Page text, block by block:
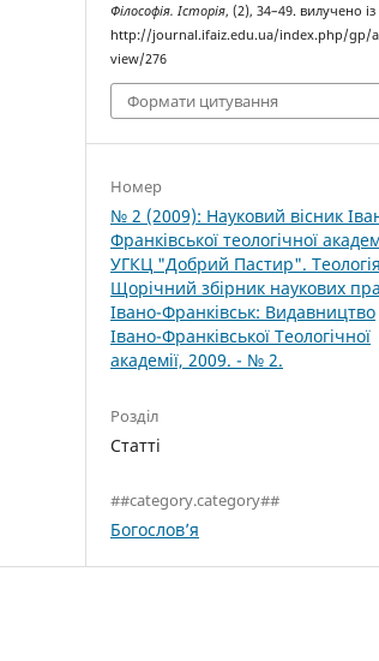
Філософія. Історія, (2), 34–49. вилучено із
http://journal.ifaiz.edu.ua/index.php/gp/
view/276
Формати цитування
Номер
№ 2 (2009): Науковий вісник
Франківської теологічної
УГКЦ "Добрий Пастир".
Щорічний збірник наукових
Івано-Франківськ: Видавництво
Івано-Франківської Теологічної
академії, 2009. - № 2.
Розділ
Статті
##category.category##
Богослов’я